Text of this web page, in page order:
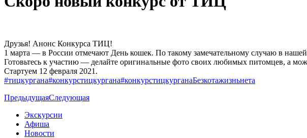
Друзья! Анонс Конкурса ТИЦ!
1 марта — в России отмечают День кошек. По такому замечательному случаю в
Готовьтесь к участию — делайте оригинальные фото своих любимых питомцев, а
Стартуем 12 февраля 2021.
#тицкургана#конкурстицкургана#конкурстицкурганаБезкотажизньнета
ПредыдущаяСледующая
Экскурсии
Афиша
Новости